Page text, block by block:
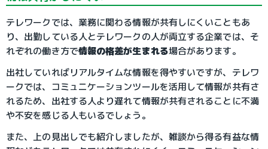
テレワークでは、業務に関わる情報が共有しにくいこともあ
り、出勤している人とテレワークの人が両立する企業では、そ
れぞれの働き方で情報の格差が生まれる場合があります。
出社していればリアルタイムな情報を得やすいですが、テレワ
ークでは、コミュニケーションツールを活用して情報が共有さ
れるため、出社する人より遅れて情報が共有されることに不満
や不安を感じる人もいるでしょう。
また、上の見出しでも紹介しましたが、雑談から得る有益な情